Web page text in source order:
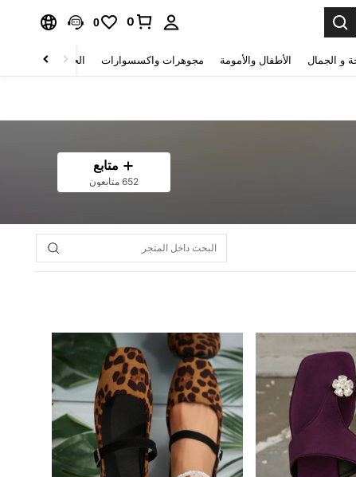
0
0
و الجمال الأطفال والأمومة مجوهرات واكسسوارات الحقائب والأمتعة
متابع
652 متابعون